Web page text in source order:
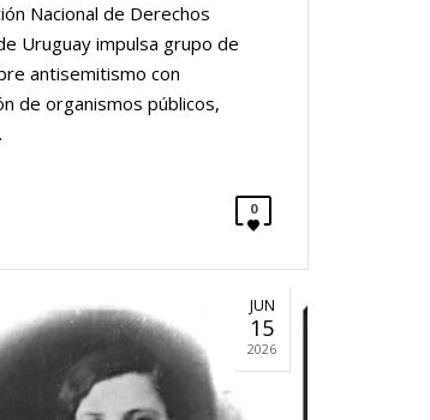
Nacional de Derechos
Uruguay impulsa grupo de
antisemitismo con
de organismos públicos,
0
JUN
15
2026